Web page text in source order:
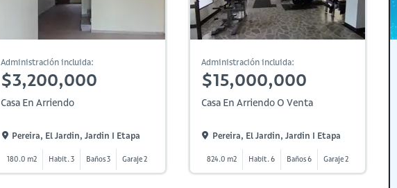
Administración incluida:
$3,200,000
Casa En Arriendo
Pereira, El Jardin, Jardin I Etapa
180.0 m2 Habit. 3 Baños 3 Garaje 2
Administración incluida:
$15,000,000
Casa En Arriendo O Venta
Pereira, El Jardin, Jardin I Etapa
824.0 m2 Habit. 6 Baños 6 Garaje 2